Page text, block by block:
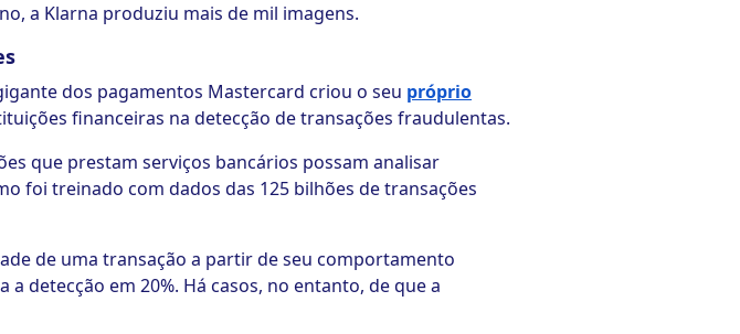
a Klarna produziu mais de mil imagens.
dos pagamentos Mastercard criou o seu próprio
financeiras na detecção de transações fraudulentas.
que prestam serviços bancários possam analisar
foi treinado com dados das 125 bilhões de transações
de uma transação a partir de seu comportamento
detecção em 20%. Há casos, no entanto, de que a